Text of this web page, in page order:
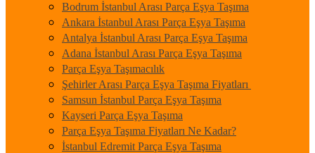
Bodrum İstanbul Arası Parça Eşya Taşıma
Ankara İstanbul Arası Parça Eşya Taşıma
Antalya İstanbul Arası Parça Eşya Taşıma
Adana İstanbul Arası Parça Eşya Taşıma
Parça Eşya Taşımacılık
Şehirler Arası Parça Eşya Taşıma Fiyatları
Samsun İstanbul Parça Eşya Taşıma
Kayseri Parça Eşya Taşıma
Parça Eşya Taşıma Fiyatları Ne Kadar?
İstanbul Edremit Parça Eşya Taşıma